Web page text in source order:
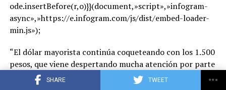
SHARE TWEET
ode.insertBefore(r,o)}}(document,»script»,»infogram-
async»,»https://e.infogram.com/js/dist/embed-loader-
min.js»);
“El dólar mayorista continúa coqueteando con los 1.500
pesos, que viene despertando mucha atención por parte
de los operadores a partir de las mayores intervenciones